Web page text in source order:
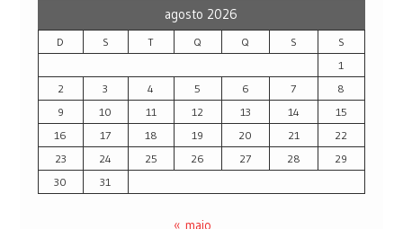
agosto 2026
D S T Q Q S
S
1
2
3 4 5 6 7
8
9
10 11 12 13 14
15
16
17 18 19 20 21
22
23
24 25 26 27 28
29
30
31
« maio